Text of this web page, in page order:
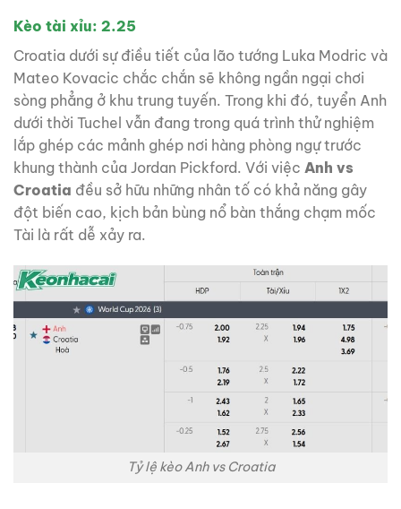
Kèo tài xỉu: 2.25
Croatia dưới sự điều tiết của lão tướng Luka Modric và
Mateo Kovacic chắc chắn sẽ không ngần ngại chơi
sòng phẳng ở khu trung tuyến. Trong khi đó, tuyển Anh
dưới thời Tuchel vẫn đang trong quá trình thử nghiệm
lắp ghép các mảnh ghép nơi hàng phòng ngự trước
khung thành của Jordan Pickford. Với việc Anh vs
Croatia đều sở hữu những nhân tố có khả năng gây
đột biến cao, kịch bản bùng nổ bàn thắng chạm mốc
Tài là rất dễ xảy ra.
Tỷ lệ kèo Anh vs Croatia